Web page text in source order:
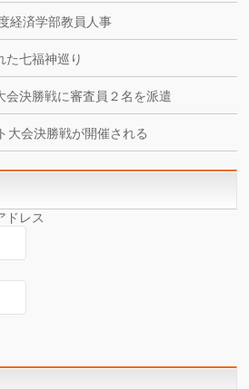
経済学部教員人事
た七福神巡り
会決勝戦に審査員２名を派遣
大会決勝戦が開催される
ドレス